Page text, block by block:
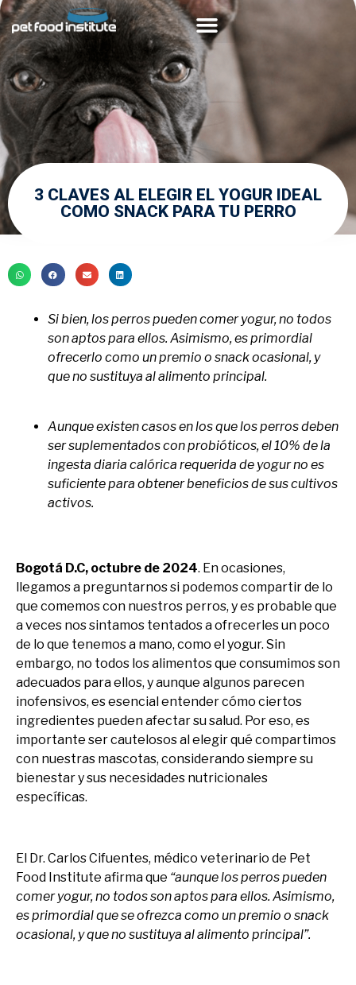
3 CLAVES AL ELEGIR EL YOGUR IDEAL
COMO SNACK PARA TU PERRO
Si bien, los perros pueden comer yogur, no todos
son aptos para ellos. Asimismo, es primordial
ofrecerlo como un premio o snack ocasional, y
que no sustituya al alimento principal.
Aunque existen casos en los que los perros deben
ser suplementados con probióticos, el 10% de la
ingesta diaria calórica requerida de yogur no es
suficiente para obtener beneficios de sus cultivos
activos.
Bogotá D.C, octubre de 2024. En ocasiones,
llegamos a preguntarnos si podemos compartir de lo
que comemos con nuestros perros, y es probable que
a veces nos sintamos tentados a ofrecerles un poco
de lo que tenemos a mano, como el yogur. Sin
embargo, no todos los alimentos que consumimos son
adecuados para ellos, y aunque algunos parecen
inofensivos, es esencial entender cómo ciertos
ingredientes pueden afectar su salud. Por eso, es
importante ser cautelosos al elegir qué compartimos
con nuestras mascotas, considerando siempre su
bienestar y sus necesidades nutricionales
específicas.
El Dr. Carlos Cifuentes, médico veterinario de Pet
Food Institute afirma que “aunque los perros pueden
comer yogur, no todos son aptos para ellos. Asimismo,
es primordial que se ofrezca como un premio o snack
ocasional, y que no sustituya al alimento principal”.